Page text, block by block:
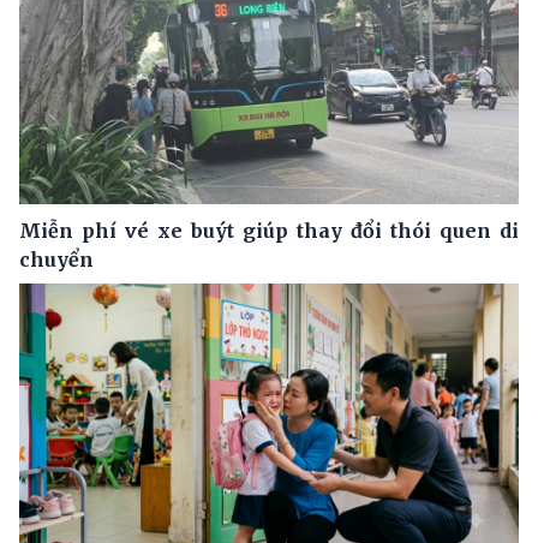
Miễn phí vé xe buýt giúp thay đổi thói quen di
chuyển